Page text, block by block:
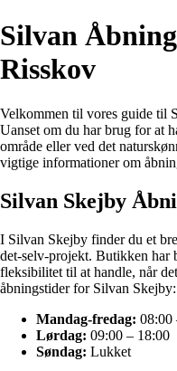
Silvan
Risskov
Velkommen til vores guide til
Uanset om du har brug for at
område eller ved det
vigtige informationer om
Silvan Skejby
I Silvan Skejby finder du et
det-selv-projekt. Butikken har
fleksibilitet til at handle, når
åbningstider for Silvan Skejby:
Mandag-fredag: 08:00
Lørdag: 09:00 – 18:00
Søndag: Lukket